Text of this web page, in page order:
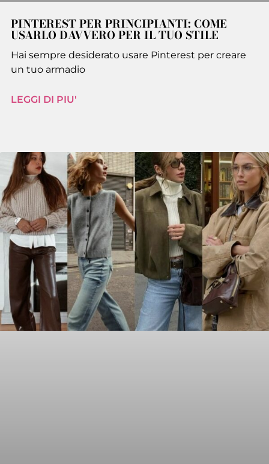
PINTEREST PER PRINCIPIANTI: COME
USARLO DAVVERO PER IL TUO STILE
Hai sempre desiderato usare Pinterest per creare
un tuo armadio
LEGGI DI PIU'